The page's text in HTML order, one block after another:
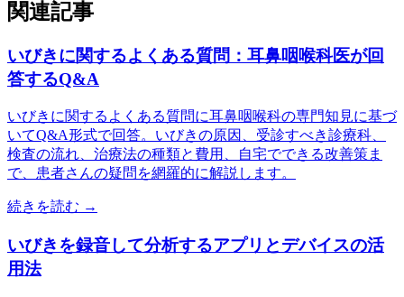
関連記事
いびきに関するよくある質問：耳鼻咽喉科医が回
答するQ&A
いびきに関するよくある質問に耳鼻咽喉科の専門知見に基づ
いてQ&A形式で回答。いびきの原因、受診すべき診療科、
検査の流れ、治療法の種類と費用、自宅でできる改善策ま
で、患者さんの疑問を網羅的に解説します。
続きを読む →
いびきを録音して分析するアプリとデバイスの活
用法